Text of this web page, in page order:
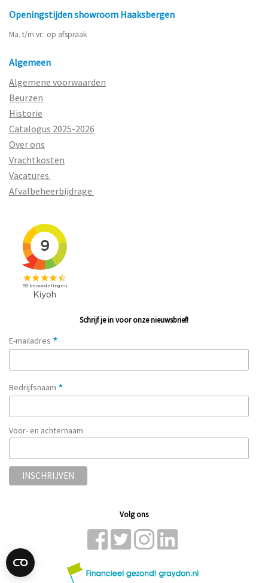
Openingstijden showroom Haaksbergen
Ma. t/m vr.: op afspraak
Algemeen
Algemene voorwaarden
Beurzen
Historie
Catalogus 2025-2026
Over ons
Vrachtkosten
Vacatures
Afvalbeheerbijdrage
Schrijf je in voor onze nieuwsbrief!
E-mailadres *
Bedrijfsnaam *
Voor- en achternaam
Volg ons